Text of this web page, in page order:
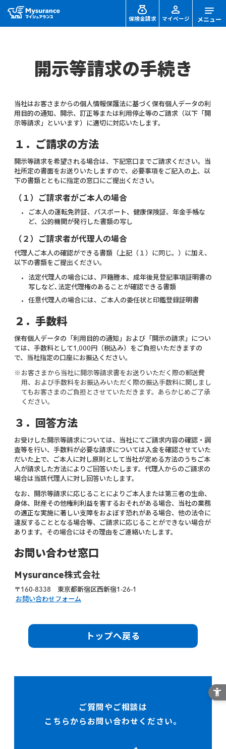
保険金請求 マイページ
開示等請求の手続き
当社はお客さまからの個人情報保護法に基づく保有個人データの利
用目的の通知、開示、訂正等または利用停止等のご請求（以下「開
示等請求」といいます）に適切に対応いたします。
１．ご請求の方法
開示等請求を希望される場合は、下記窓口までご請求ください。当
社所定の書面をお送りいたしますので、必要事項をご記入の上、以
下の書類とともに指定の窓口にご提出ください。
（１）ご請求者がご本人の場合
ご本人の運転免許証、パスポート、健康保険証、年金手帳な
ど、公的機関が発行した書類の写し
（２）ご請求者が代理人の場合
代理人ご本人の確認ができる書類（上記（１）に同じ。）に加え、
以下の書類をご提出ください。
法定代理人の場合には、戸籍謄本、成年後見登記事項証明書の
写しなど､法定代理権のあることが確認できる書類
任意代理人の場合には、ご本人の委任状と印鑑登録証明書
２．手数料
保有個人データの「利用目的の通知」および「開示の請求」につい
ては、手数料として1,000円（税込み）をご負担いただきますの
で、当社指定の口座にお振込ください。
※ お客さまから当社に開示等請求書をお送りいただく際の郵送費
用、および手数料をお振込みいただく際の振込手数料に関しまし
てもお客さまのご負担とさせていただきます。あらかじめご了承
ください。
３．回答方法
お受けした開示等請求については、当社にてご請求内容の確認・調
査等を行い、手数料が必要な請求については入金を確認させていた
だいた上で、ご本人に対し原則として当社が定める方法のうちご本
人が請求した方法によりご回答いたします。代理人からのご請求の
場合は当該代理人に対し回答いたします。
なお、開示等請求に応じることによりご本人または第三者の生命、
身体、財産その他権利利益を害するおそれがある場合、当社の業務
の適正な実施に著しい支障をおよぼす恐れがある場合、他の法令に
違反することとなる場合等、ご請求に応じることができない場合が
あります。その場合にはその理由をご連絡いたします。
お問い合わせ窓口
Mysurance株式会社
〒160-8338 東京都新宿区西新宿1-26-1
お問い合わせフォーム
トップへ戻る
ご質問やご相談は
こちらからお問い合わせください。